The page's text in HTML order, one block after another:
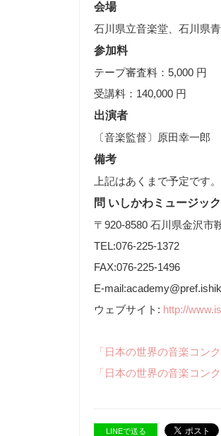
会場
石川県立音楽堂、石川県
参加料
テープ審査料：5,000 円
受講料：140,000 円
出演者
〔音楽監督〕原田幸一郎
備考
上記はあくまで予定です
問 いしかわミュージッ
〒920-8580 石川県金沢市
TEL:076-225-1372
FAX:076-225-1496
E-
ウェブサイト: http://
「日本の世界の音楽コン
「日本の世界の音楽コン
LINEで送る